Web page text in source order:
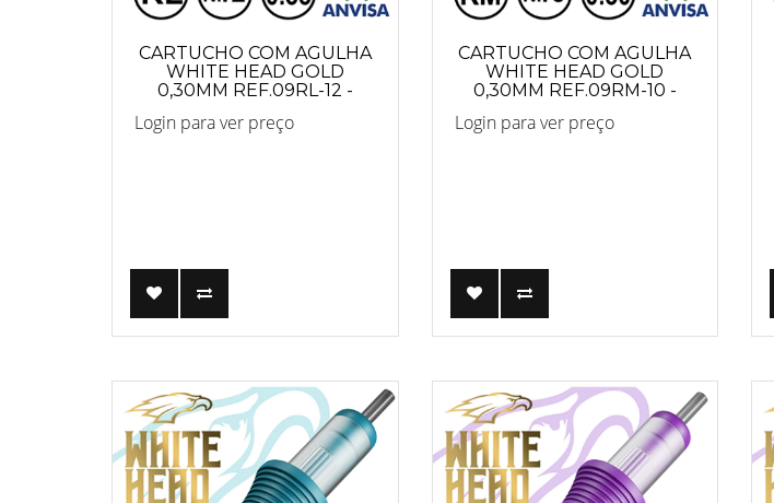
CARTUCHO COM AGULHA
WHITE HEAD GOLD
0,30MM REF.09RL-12 -
Login para ver preço
CARTUCHO COM AGULHA
WHITE HEAD GOLD
0,30MM REF.09RM-10 -
Login para ver preço